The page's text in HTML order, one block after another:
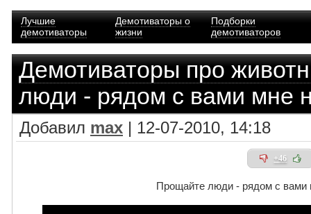
Лучшие
демотиваторы
Демотиваторы о
жизни
Подборки
демотиваторов
Демотиваторы про
люди - рядом с вами мне
Добавил max | 12-07-2010, 14:18
+46
Прощайте люди - рядом с вами